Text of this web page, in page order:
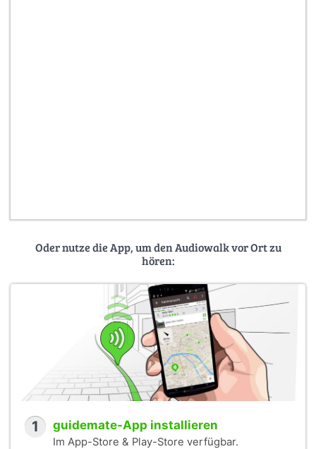
Oder nutze die App, um den Audiowalk vor Ort zu
hören:
1 guidemate-App installieren
Im App-Store & Play-Store verfügbar.